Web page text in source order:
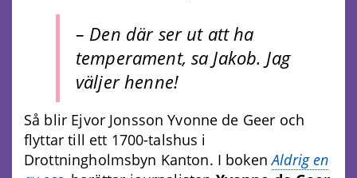
– Den där ser ut att ha
temperament, sa Jakob. Jag
väljer henne!
Så blir Ejvor Jonsson Yvonne de Geer och
flyttar till ett 1700-talshus i
Drottningholmsbyn Kanton. I bokenAldrig en